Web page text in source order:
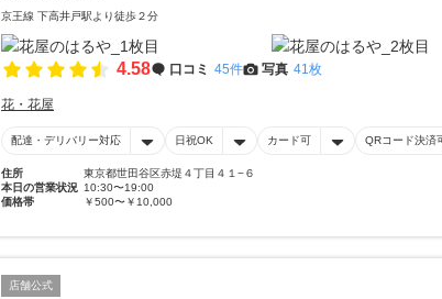
京王線 下高井戸駅より徒歩２分
4.58 口コミ 45件 写真 41枚
花・花屋
配達・デリバリー対応 日祝OK カード可 QRコード決済
住所
東京都世田谷区赤堤４丁目４１−６
本日の営業状況 10:30〜19:00
価格帯
￥500〜￥10,000
店舗公式